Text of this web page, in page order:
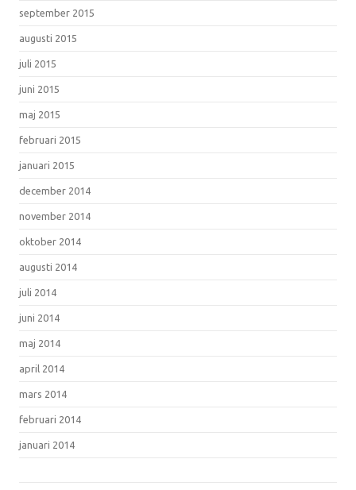
september 2015
augusti 2015
juli 2015
juni 2015
maj 2015
februari 2015
januari 2015
december 2014
november 2014
oktober 2014
augusti 2014
juli 2014
juni 2014
maj 2014
april 2014
mars 2014
februari 2014
januari 2014